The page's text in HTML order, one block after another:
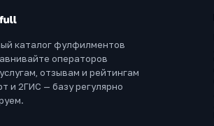
каталог фулфилментов
операторов
отзывам и рейтингам
и 2ГИС — базу регулярно